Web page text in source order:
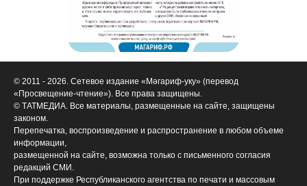
© 2011 - 2026. Сетевое издание «Мәгариф-уку» (перевод
«Просвещение-чтение»). Все права защищены.
© ТАТМЕДИА. Все материалы, размещенные на сайте, защищены
законом.
Перепечатка, воспроизведение и распространение в любом объеме
информации,
размещенной на сайте, возможна только с письменного согласия
редакций СМИ.
При поддержке Республиканского агентства по печати и массовым